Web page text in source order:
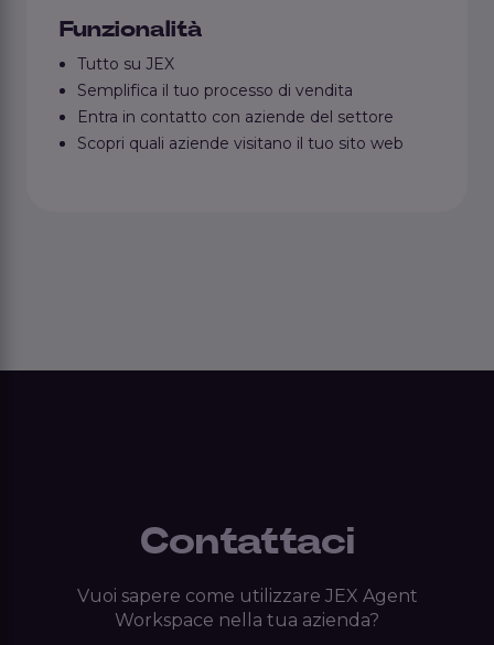
Funzionalità
Tutto su JEX
Semplifica il tuo processo di vendita
Entra in contatto con aziende del settore
Scopri quali aziende visitano il tuo sito web
Contattaci
Vuoi sapere come utilizzare JEX Agent
Workspace nella tua azienda?